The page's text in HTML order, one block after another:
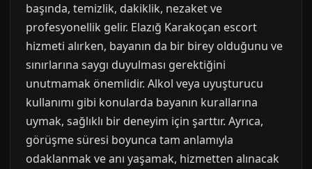
başında, temizlik, dakiklik, nezaket ve
profesyonellik gelir. Elazığ Karakoçan escort
hizmeti alırken, bayanın da bir birey olduğunu ve
sınırlarına saygı duyulması gerektiğini
unutmamak önemlidir. Alkol veya uyuşturucu
kullanımı gibi konularda bayanın kurallarına
uymak, sağlıklı bir deneyim için şarttır. Ayrıca,
görüşme süresi boyunca tam anlamıyla
odaklanmak ve anı yaşamak, hizmetten alınacak